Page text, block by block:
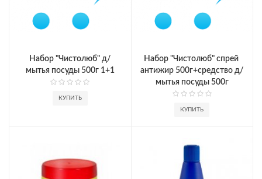
Набор "Чистолюб" д/
мытья посуды 500г 1+1
КУПИТЬ
Набор "Чистолюб" спрей
антижир 500г+средство д/
мытья посуды 500г
КУПИТЬ